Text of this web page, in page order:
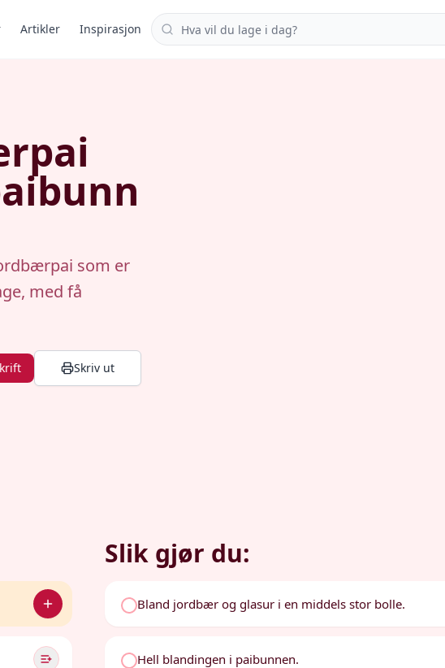
Artikler Inspirasjon Søk i oppskrifter
som er
med få
Skriv ut
Slik gjør du:
Bland jordbær og glasur i en middels stor bolle.
Hell blandingen i paibunnen.